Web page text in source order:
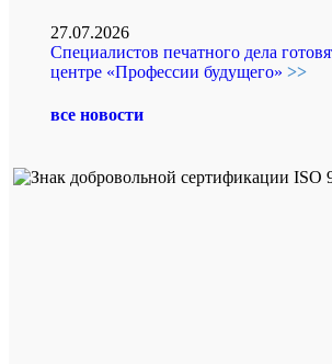
27.07.2026
Специалистов печатного дела
центре «Профессии будущего» >>
все новости